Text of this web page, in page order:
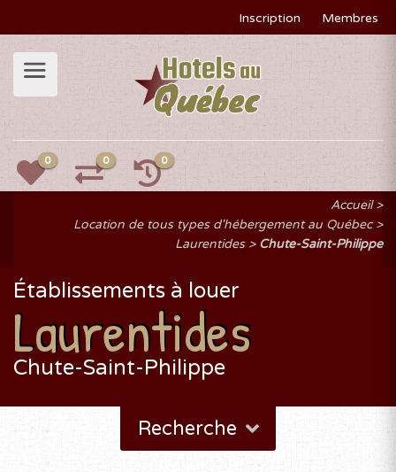
Inscription Membres
0 0 0
Accueil
Location de tous types d'hébergement au Québec
Laurentides
Chute-Saint-Philippe
Établissements à louer
Laurentides
Chute-Saint-Philippe
Recherche